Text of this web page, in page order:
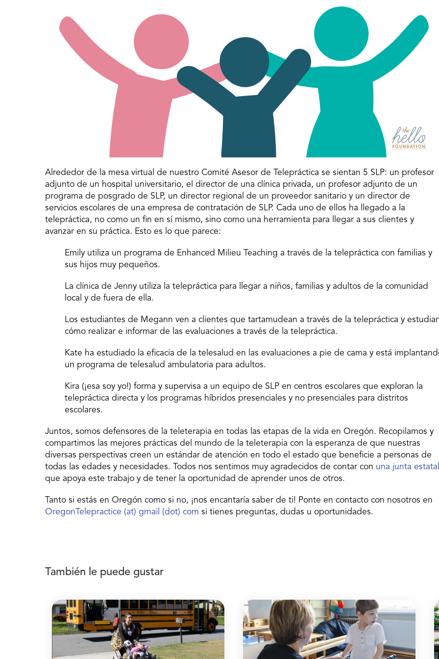
Alrededor de la mesa virtual de nuestro Comité Asesor de Telepráctica se sientan 5 SLP: un profesor
adjunto de un hospital universitario, el director de una clínica privada, un profesor adjunto de un
programa de posgrado de SLP, un director regional de un proveedor sanitario y un director de
servicios escolares de una empresa de contratación de SLP. Cada uno de ellos ha llegado a la
telepráctica, no como un fin en sí mismo, sino como una herramienta para llegar a sus clientes y
avanzar en su práctica. Esto es lo que parece:
Emily utiliza un programa de Enhanced Milieu Teaching a través de la telepráctica con familias y
sus hijos muy pequeños.
La clínica de Jenny utiliza la telepráctica para llegar a niños, familias y adultos de la comunidad
local y de fuera de ella.
Los estudiantes de Megann ven a clientes que tartamudean a través de la telepráctica y
cómo realizar e informar de las evaluaciones a través de la telepráctica.
Kate ha estudiado la eficacia de la telesalud en las evaluaciones a pie de cama y está
un programa de telesalud ambulatoria para adultos.
Kira (¡esa soy yo!) forma y supervisa a un equipo de SLP en centros escolares que exploran la
telepráctica directa y los programas híbridos presenciales y no presenciales para distritos
escolares.
Juntos, somos defensores de la teleterapia en todas las etapas de la vida en Oregón. Recopilamos y
compartimos las mejores prácticas del mundo de la teleterapia con la esperanza de que nuestras
diversas perspectivas creen un estándar de atención en todo el estado que beneficie a personas de
todas las edades y necesidades. Todos nos sentimos muy agradecidos de contar con una junta estatal
que apoya este trabajo y de tener la oportunidad de aprender unos de otros.
Tanto si estás en Oregón como si no, ¡nos encantaría saber de ti! Ponte en contacto con nosotros en
OregonTelepractice (at) gmail (dot) com si tienes preguntas, dudas u oportunidades.
También le puede gustar